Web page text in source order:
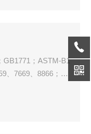
GB1771；ASTM-B1
、7669、8866；JI